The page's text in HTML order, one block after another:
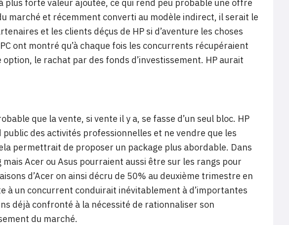
plus forte valeur ajoutée, ce qui rend peu probable une offre
marché et récemment converti au modèle indirect, il serait le
et les clients déçus de HP si d’aventure les choses
ont montré qu’à chaque fois les concurrents récupéraient
le rachat par des fonds d’investissement. HP aurait
que la vente, si vente il y a, se fasse d’un seul bloc. HP
des activités professionnelles et ne vendre que les
permettrait de proposer un package plus abordable. Dans
Acer ou Asus pourraient aussi être sur les rangs pour
d’Acer on ainsi décru de 50% au deuxième trimestre en
à un concurrent conduirait inévitablement à d’importantes
déjà confronté à la nécessité de rationnaliser son
du marché.